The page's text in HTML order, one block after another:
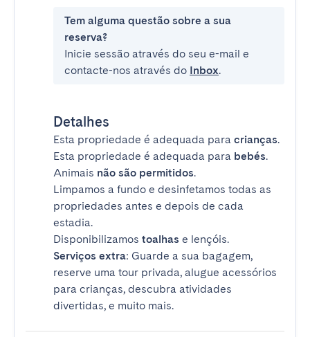
Tem alguma questão sobre a sua
reserva?
Inicie sessão através do seu e-mail e
contacte-nos através do Inbox.
Detalhes
Esta propriedade é adequada para crianças.
Esta propriedade é adequada para bebés.
Animais não são permitidos.
Limpamos a fundo e desinfetamos todas as
propriedades antes e depois de cada
estadia.
Disponibilizamos toalhas e lençóis.
Serviços extra: Guarde a sua bagagem,
reserve uma tour privada, alugue acessórios
para crianças, descubra atividades
divertidas, e muito mais.